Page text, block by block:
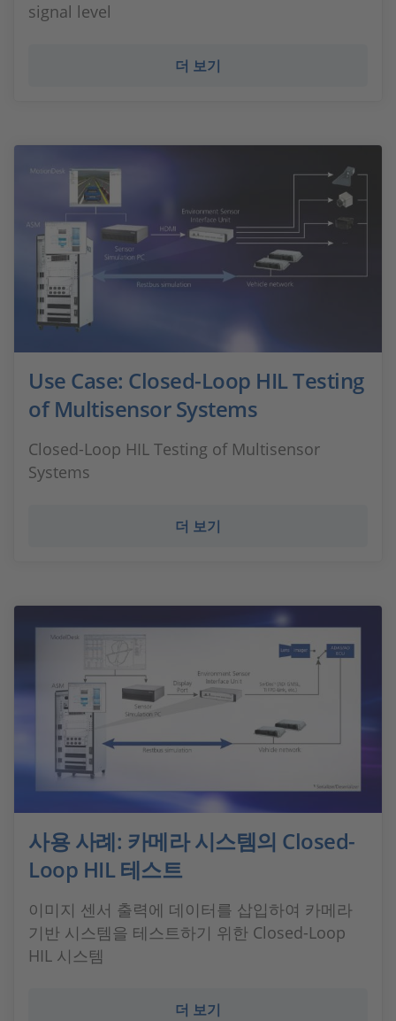
signal level
더 보기
Use Case: Closed-Loop HIL Testing
of Multisensor Systems
Closed-Loop HIL Testing of Multisensor
Systems
더 보기
사용 사례: 카메라 시스템의 Closed-
Loop HIL 테스트
이미지 센서 출력에 데이터를 삽입하여 카메라
기반 시스템을 테스트하기 위한 Closed-Loop
HIL 시스템
더 보기